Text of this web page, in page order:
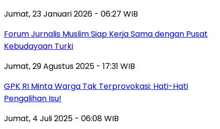
Jumat, 23 Januari 2026 - 06:27 WIB
Forum Jurnalis Muslim Siap Kerja Sama dengan Pusat
Kebudayaan Turki
Jumat, 29 Agustus 2025 - 17:31 WIB
GPK RI Minta Warga Tak Terprovokasi: Hati-Hati
Pengalihan Isu!
Jumat, 4 Juli 2025 - 06:08 WIB